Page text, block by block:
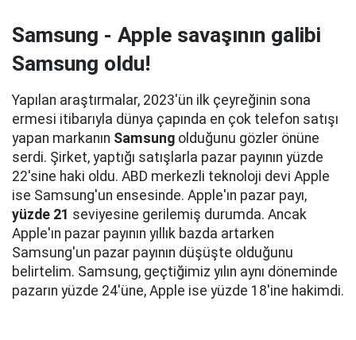
Samsung - Apple savaşının galibi
Samsung oldu!
Yapılan araştırmalar, 2023'ün ilk çeyreğinin sona
ermesi itibarıyla dünya çapında en çok telefon satışı
yapan markanın Samsung olduğunu gözler önüne
serdi. Şirket, yaptığı satışlarla pazar payının yüzde
22'sine haki oldu. ABD merkezli teknoloji devi Apple
ise Samsung'un ensesinde. Apple'ın pazar payı,
yüzde 21 seviyesine gerilemiş durumda. Ancak
Apple'ın pazar payının yıllık bazda artarken
Samsung'un pazar payının düşüşte olduğunu
belirtelim. Samsung, geçtiğimiz yılın aynı döneminde
pazarın yüzde 24'üne, Apple ise yüzde 18'ine hakimdi.